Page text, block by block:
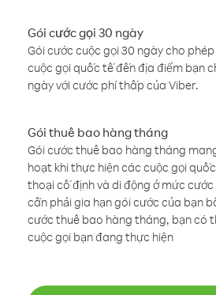
Gói cước gọi 30 ngày
Gói cước cuộc gọi 30 ngày cho
cuộc gọi quốc tế đến địa điểm bạn
ngày với cước phí thấp của Viber.
Gói thuê bao hàng tháng
Gói cước thuê bao hàng tháng
hoạt khi thực hiện các cuộc gọi
thoại cố định và di động ở mức
cần phải gia hạn gói cước của bạn
cước thuê bao hàng tháng, bạn có
cuộc gọi bạn đang thực hiện